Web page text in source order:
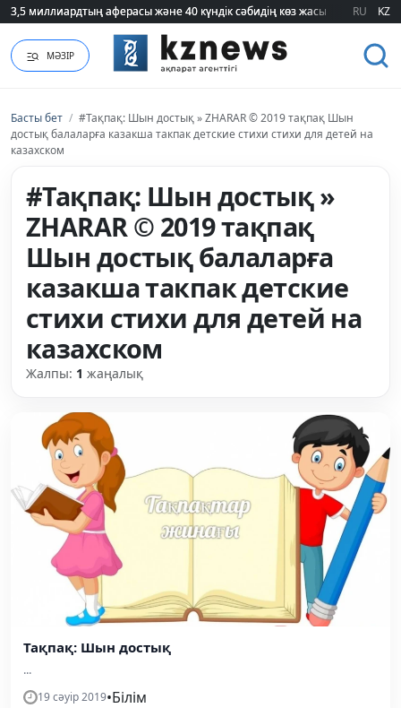
3,5 миллиардтың аферасы және 40 күндік сәбидің көз жасы:
3,5 миллиардтың аферасы және 40 күндік сәбидің көз жасы: RU KZ
МӘЗІР
Басты бет / #Тақпақ: Шын достық » ZHARAR © 2019 тақпақ Шын
достық балаларға казакша такпак детские стихи стихи для детей на
казахском
#Тақпақ: Шын достық »
ZHARAR © 2019 тақпақ
Шын достық балаларға
казакша такпак детские
стихи стихи для детей на
казахском
Жалпы: 1 жаңалық
Тақпақ: Шын достық
...
19 сәуір 2019•Білім